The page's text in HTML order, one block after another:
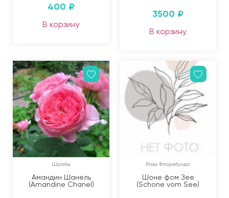
400 ₽
В корзину
3500 ₽
В корзину
Шрабы
Амандин Шанель
(Amandine Chanel)
Розы Флорибунда
Шоне фом Зее
(Schone vom See)